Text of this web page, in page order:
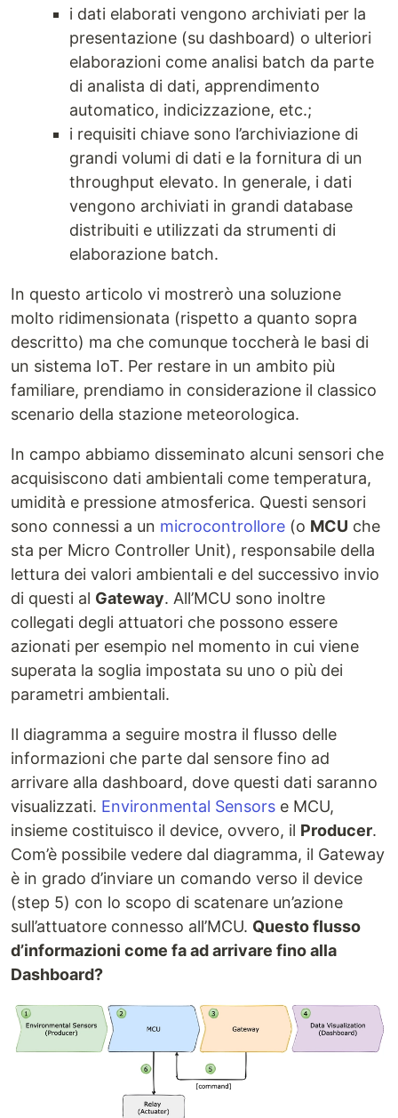
i dati elaborati vengono archiviati per la
presentazione (su dashboard) o ulteriori
elaborazioni come analisi batch da parte
di analista di dati, apprendimento
automatico, indicizzazione, etc.;
i requisiti chiave sono l’archiviazione di
grandi volumi di dati e la fornitura di un
throughput elevato. In generale, i dati
vengono archiviati in grandi database
distribuiti e utilizzati da strumenti di
elaborazione batch.
In questo articolo vi mostrerò una soluzione
molto ridimensionata (rispetto a quanto sopra
descritto) ma che comunque toccherà le basi di
un sistema IoT. Per restare in un ambito più
familiare, prendiamo in considerazione il classico
scenario della stazione meteorologica.
In campo abbiamo disseminato alcuni sensori che
acquisiscono dati ambientali come temperatura,
umidità e pressione atmosferica. Questi sensori
sono connessi a un microcontrollore (o MCU che
sta per Micro Controller Unit), responsabile della
lettura dei valori ambientali e del successivo invio
di questi al Gateway. All’MCU sono inoltre
collegati degli attuatori che possono essere
azionati per esempio nel momento in cui viene
superata la soglia impostata su uno o più dei
parametri ambientali.
Il diagramma a seguire mostra il flusso delle
informazioni che parte dal sensore fino ad
arrivare alla dashboard, dove questi dati saranno
visualizzati. Environmental Sensors e MCU,
insieme costituisco il device, ovvero, il Producer.
Com’è possibile vedere dal diagramma, il Gateway
è in grado d’inviare un comando verso il device
(step 5) con lo scopo di scatenare un’azione
sull’attuatore connesso all’MCU. Questo flusso
d’informazioni come fa ad arrivare fino alla
Dashboard?